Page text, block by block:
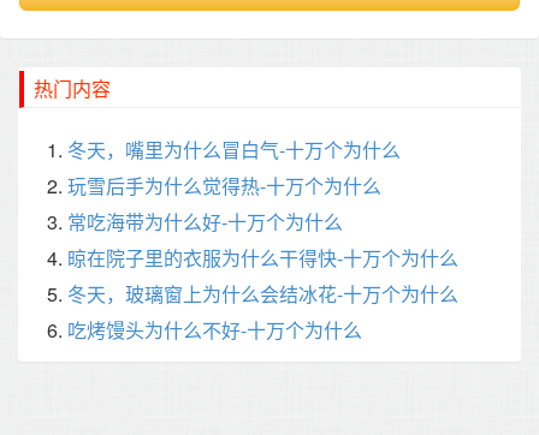
热门内容
冬天，嘴里为什么冒白气-十万个为什么
玩雪后手为什么觉得热-十万个为什么
常吃海带为什么好-十万个为什么
晾在院子里的衣服为什么干得快-十万个为什么
冬天，玻璃窗上为什么会结冰花-十万个为什么
吃烤馒头为什么不好-十万个为什么